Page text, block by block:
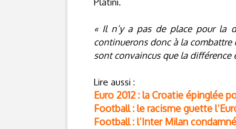
« Il n’y a pas de place pour la
continuerons donc à la combattre
sont convaincus que la différence
Lire aussi :
Euro 2012 : la Croatie épinglée
Football : le racisme guette
Football : l’Inter Milan